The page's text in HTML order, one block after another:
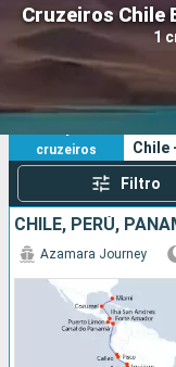
Cruzeiros Chile
1
Quando ir?
Data de partida
Cidades
1
cruzeiros
Chile
Filtro
Azamara Journey